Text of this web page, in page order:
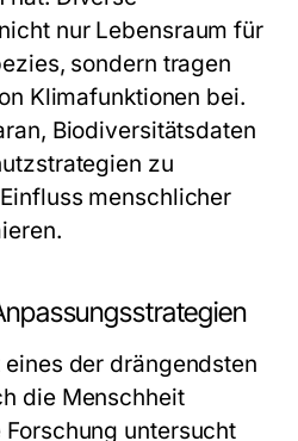
nur Lebensraum für
sondern tragen
Klimafunktionen bei.
Biodiversitätsdaten
zu
menschlicher
der drängendsten
die Menschheit
untersucht